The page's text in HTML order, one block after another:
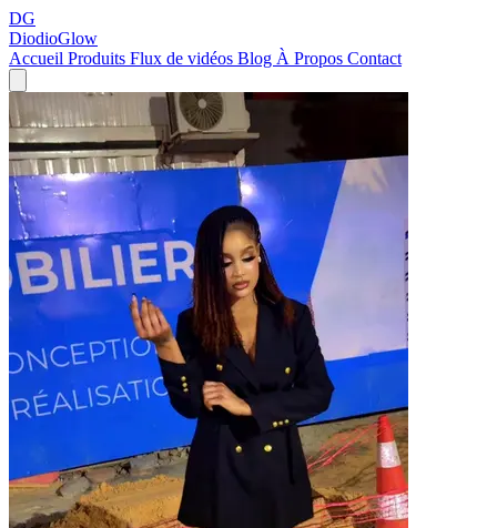
DG
DiodioGlow
Accueil Produits Flux de vidéos Blog À Propos Contact